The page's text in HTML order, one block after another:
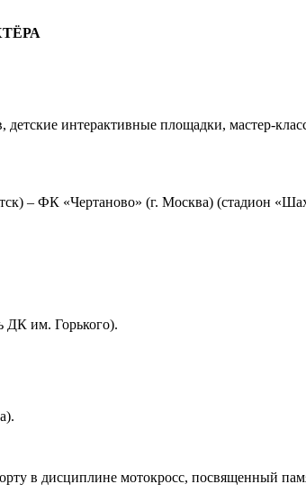
интерактивные площадки, мастер-
– ФК «Чертаново» (г. Москва) (стадион
ДК им. Горького).
в дисциплине мотокросс, посвященный